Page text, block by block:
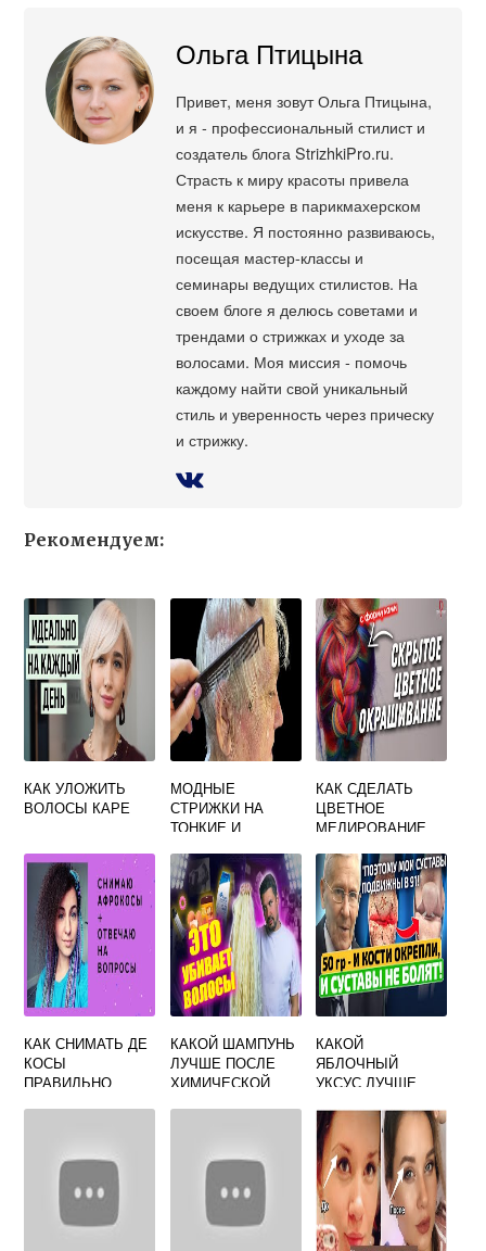
Ольга Птицына
Привет, меня зовут Ольга Птицына,
и я - профессиональный стилист и
создатель блога StrizhkiPro.ru.
Страсть к миру красоты привела
меня к карьере в парикмахерском
искусстве. Я постоянно развиваюсь,
посещая мастер-классы и
семинары ведущих стилистов. На
своем блоге я делюсь советами и
трендами о стрижках и уходе за
волосами. Моя миссия - помочь
каждому найти свой уникальный
стиль и уверенность через прическу
и стрижку.
Рекомендуем:
КАК УЛОЖИТЬ
ВОЛОСЫ КАРЕ
МОДНЫЕ
СТРИЖКИ НА
ТОНКИЕ И
ВОЛОСЫ;
СОВЕТЫ И ФОТО
КАК СДЕЛАТЬ
ЦВЕТНОЕ
МЕЛИРОВАНИЕ
КАК СНИМАТЬ ДЕ
КОСЫ
ПРАВИЛЬНО
КАКОЙ ШАМПУНЬ
ЛУЧШЕ ПОСЛЕ
ХИМИЧЕСКОЙ
КАКОЙ
ЯБЛОЧНЫЙ
УКСУС ЛУЧШЕ
ВОЛОС